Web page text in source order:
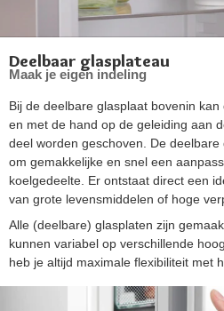
Deelbaar glasplateau
Maak je eigen indeling
Bij de deelbare glasplaat bovenin
en met de hand op de geleiding aan
deel worden geschoven. De
om gemakkelijke en snel een
koelgedeelte. Er ontstaat direct een
van grote levensmiddelen of hoge
Alle (deelbare) glasplaten zijn
kunnen variabel op verschillende
heb je altijd maximale flexibiliteit met